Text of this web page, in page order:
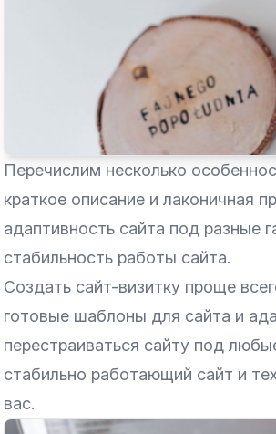
Перечислим несколько
краткое описание и лаконичная
адаптивность сайта под разные
стабильность работы сайта.
Создать сайт-визитку проще
готовые шаблоны для сайта и
перестраиваться сайту под
стабильно работающий сайт и
вас.